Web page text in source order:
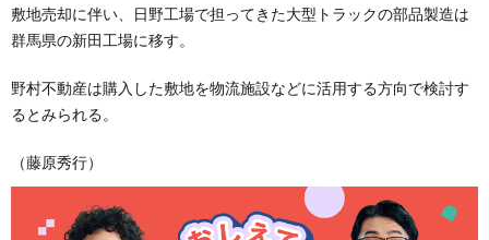
敷地売却に伴い、日野工場で担ってきた大型トラックの部品製造は
群馬県の新田工場に移す。
野村不動産は購入した敷地を物流施設などに活用する方向で検討す
るとみられる。
（藤原秀行）